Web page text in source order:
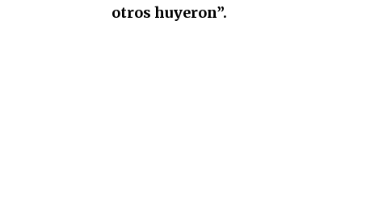
otros huyeron”.